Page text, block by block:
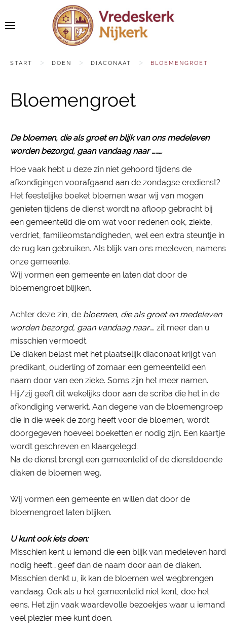
START DOEN DIACONAAT BLOEMENGROET
Bloemengroet
De bloemen, die als groet en blijk van ons medeleven
worden bezorgd, gaan vandaag naar ………
Hoe vaak hebt u deze zin niet gehoord tijdens de
afkondigingen voorafgaand aan de zondagse eredienst?
Het feestelijke boeket bloemen waar wij van mogen
genieten tijdens de dienst wordt na afloop gebracht bij
een gemeentelid die om wat voor redenen ook, ziekte,
verdriet, familieomstandigheden, wel een extra steuntje in
de rug kan gebruiken. Als blijk van ons meeleven, namens
onze gemeente.
Wij vormen een gemeente en laten dat door de
bloemengroet blijken.
Achter deze zin, de bloemen, die als groet en medeleven
worden bezorgd, gaan vandaag naar…. zit meer dan u
misschien vermoedt.
De diaken belast met het plaatselijk diaconaat krijgt van
predikant, ouderling of zomaar een gemeentelid een
naam door van een zieke. Soms zijn het meer namen.
Hij/zij geeft dit wekelijks door aan de scriba die het in de
afkondiging verwerkt. Aan degene van de bloemengroep
die in die week de zorg heeft voor de bloemen, wordt
doorgegeven hoeveel boeketten er nodig zijn. Een kaartje
wordt geschreven en klaargelegd.
Na de dienst brengt een gemeentelid of de dienstdoende
diaken de bloemen weg.
Wij vormen een gemeente en willen dat door de
bloemengroet laten blijken.
U kunt ook iets doen:
Misschien kent u iemand die een blijk van medeleven hard
nodig heeft… geef dan de naam door aan de diaken.
Misschien denkt u, ik kan de bloemen wel wegbrengen
vandaag. Ook als u het gemeentelid niet kent, doe het
eens. Het zijn vaak waardevolle bezoekjes waar u iemand
veel plezier mee kunt doen.